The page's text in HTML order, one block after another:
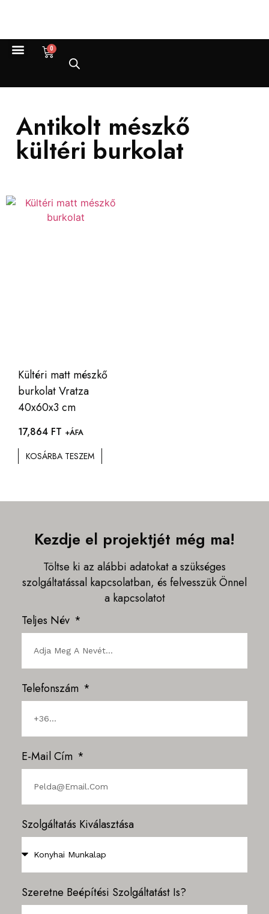
0
Antikolt mészkő
kültéri burkolat
Kültéri matt mészkő
burkolat Vratza
40x60x3 cm
17,864 FT +ÁFA
KOSÁRBA TESZEM
Kezdje el projektjét még ma!
Töltse ki az alábbi adatokat a szükséges
szolgáltatással kapcsolatban, és felvesszük Önnel
a kapcsolatot
Teljes Név
Telefonszám
E-Mail Cím
Szolgáltatás Kiválasztása
Szeretne Beépítési Szolgáltatást Is?